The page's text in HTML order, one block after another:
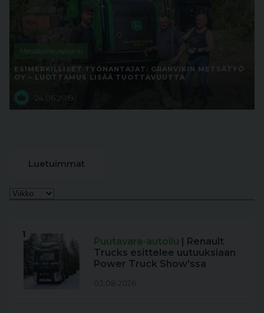
Metsäkoneurakointi
ESIMERKILLISET TYÖNANTAJAT: GRANVIKIN METSÄTYÖ
OY – LUOTTAMUS LISÄÄ TUOTTAVUUTTA
24.06.2019
Luetuimmat
1
Puutavara-autoilu | Renault
Trucks esittelee uutuuksiaan
Power Truck Show'ssa
03.08.2026